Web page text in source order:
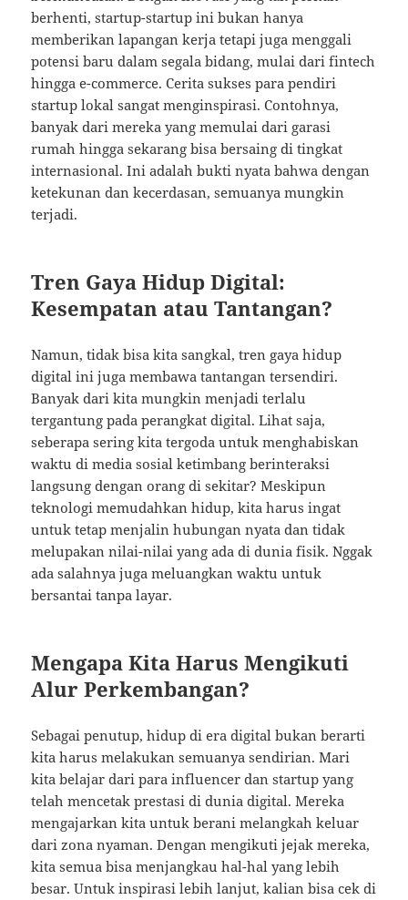
berhenti, startup-startup ini bukan hanya
memberikan lapangan kerja tetapi juga menggali
potensi baru dalam segala bidang, mulai dari fintech
hingga e-commerce. Cerita sukses para pendiri
startup lokal sangat menginspirasi. Contohnya,
banyak dari mereka yang memulai dari garasi
rumah hingga sekarang bisa bersaing di tingkat
internasional. Ini adalah bukti nyata bahwa dengan
ketekunan dan kecerdasan, semuanya mungkin
terjadi.
Tren Gaya Hidup Digital:
Kesempatan atau Tantangan?
Namun, tidak bisa kita sangkal, tren gaya hidup
digital ini juga membawa tantangan tersendiri.
Banyak dari kita mungkin menjadi terlalu
tergantung pada perangkat digital. Lihat saja,
seberapa sering kita tergoda untuk menghabiskan
waktu di media sosial ketimbang berinteraksi
langsung dengan orang di sekitar? Meskipun
teknologi memudahkan hidup, kita harus ingat
untuk tetap menjalin hubungan nyata dan tidak
melupakan nilai-nilai yang ada di dunia fisik. Nggak
ada salahnya juga meluangkan waktu untuk
bersantai tanpa layar.
Mengapa Kita Harus Mengikuti
Alur Perkembangan?
Sebagai penutup, hidup di era digital bukan berarti
kita harus melakukan semuanya sendirian. Mari
kita belajar dari para influencer dan startup yang
telah mencetak prestasi di dunia digital. Mereka
mengajarkan kita untuk berani melangkah keluar
dari zona nyaman. Dengan mengikuti jejak mereka,
kita semua bisa menjangkau hal-hal yang lebih
besar. Untuk inspirasi lebih lanjut, kalian bisa cek di